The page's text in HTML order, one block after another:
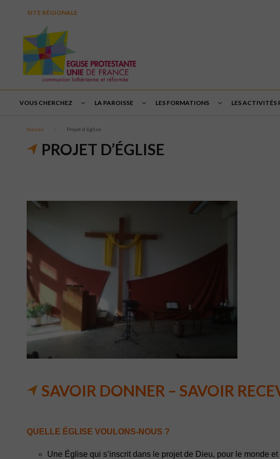
SITE RÉGIONALE
VOUS CHERCHEZ LA PAROISSE LES FORMATIONS LES ACTIVITÉS
Accueil Projet d’église
PROJET D’ÉGLISE
SAVOIR DONNER – SAVOIR
QUELLE ÉGLISE VOULONS-NOUS ?
Une Église qui s’inscrit dans le projet de Dieu, pour le monde